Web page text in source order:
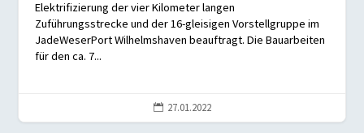
Elektrifizierung der vier Kilometer langen
Zuführungsstrecke und der 16-gleisigen Vorstellgruppe im
JadeWeserPort Wilhelmshaven beauftragt. Die Bauarbeiten
für den ca. 7...
 27.01.2022